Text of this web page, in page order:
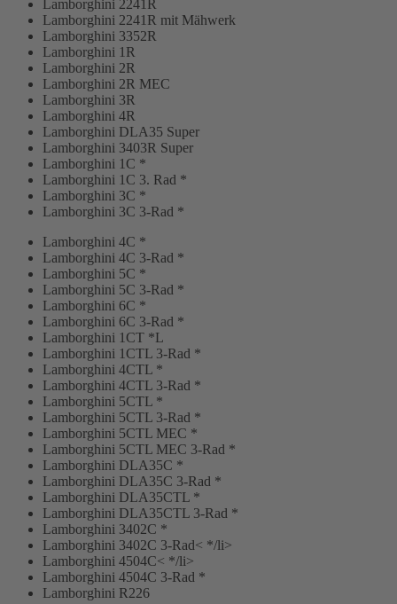
Lamborghini 2241R
Lamborghini 2241R mit Mähwerk
Lamborghini 3352R
Lamborghini 1R
Lamborghini 2R
Lamborghini 2R MEC
Lamborghini 3R
Lamborghini 4R
Lamborghini DLA35 Super
Lamborghini 3403R Super
Lamborghini 1C *
Lamborghini 1C 3. Rad *
Lamborghini 3C *
Lamborghini 3C 3-Rad *
Lamborghini 4C *
Lamborghini 4C 3-Rad *
Lamborghini 5C *
Lamborghini 5C 3-Rad *
Lamborghini 6C *
Lamborghini 6C 3-Rad *
Lamborghini 1CT *L
Lamborghini 1CTL 3-Rad *
Lamborghini 4CTL *
Lamborghini 4CTL 3-Rad *
Lamborghini 5CTL *
Lamborghini 5CTL 3-Rad *
Lamborghini 5CTL MEC *
Lamborghini 5CTL MEC 3-Rad *
Lamborghini DLA35C *
Lamborghini DLA35C 3-Rad *
Lamborghini DLA35CTL *
Lamborghini DLA35CTL 3-Rad *
Lamborghini 3402C *
Lamborghini 3402C 3-Rad< */li>
Lamborghini 4504C< */li>
Lamborghini 4504C 3-Rad *
Lamborghini R226